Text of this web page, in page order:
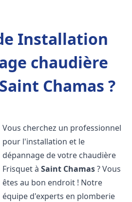
Installation
chaudière
Chamas ?
Vous cherchez un professionnel
pour l'installation et le
dépannage de votre chaudière
Frisquet àSaint Chamas? Vous
êtes au bon endroit ! Notre
équipe d'experts en plomberie